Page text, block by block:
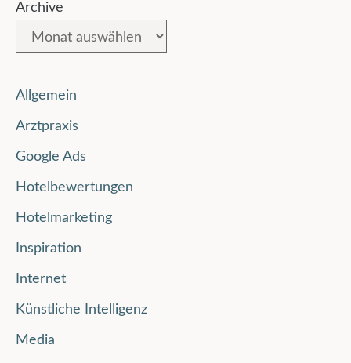
Archive
Allgemein
Arztpraxis
Google Ads
Hotelbewertungen
Hotelmarketing
Inspiration
Internet
Künstliche Intelligenz
Media